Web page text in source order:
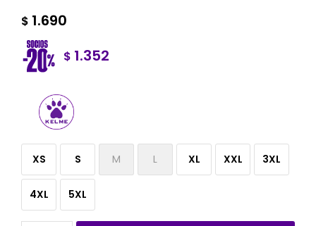
$ 1.690
$ 1.352
XS S M L XL XXL 3XL
4XL 5XL